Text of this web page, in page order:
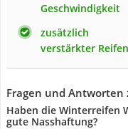
Geschwindigkeit
zusätzlich
verstärkter Reifen
Fragen und
Haben die Winterreifen
gute Nasshaftung?